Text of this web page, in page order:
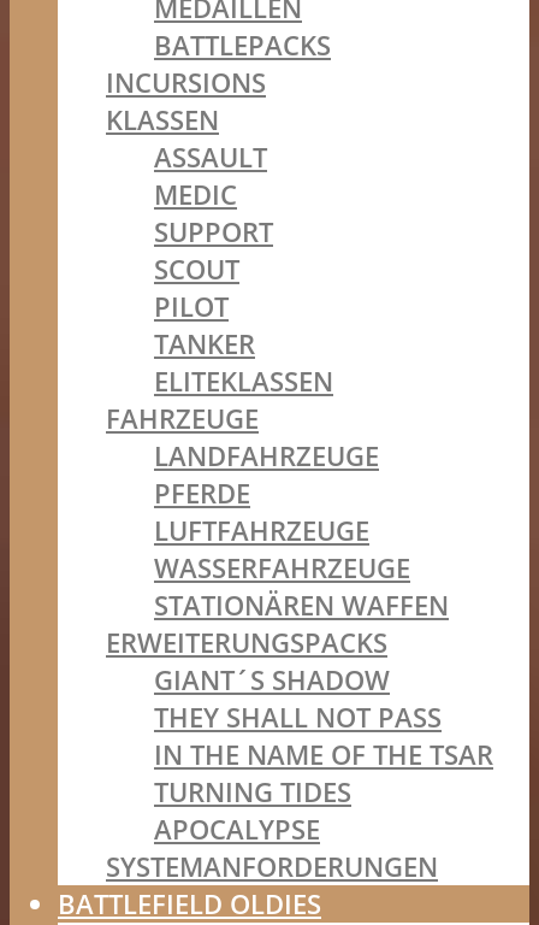
MEDAILLEN
BATTLEPACKS
INCURSIONS
KLASSEN
ASSAULT
MEDIC
SUPPORT
SCOUT
PILOT
TANKER
ELITEKLASSEN
FAHRZEUGE
LANDFAHRZEUGE
PFERDE
LUFTFAHRZEUGE
WASSERFAHRZEUGE
STATIONÄREN WAFFEN
ERWEITERUNGSPACKS
GIANT´S SHADOW
THEY SHALL NOT PASS
IN THE NAME OF THE TSAR
TURNING TIDES
APOCALYPSE
SYSTEMANFORDERUNGEN
BATTLEFIELD OLDIES